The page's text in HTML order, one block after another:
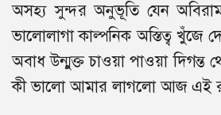
অসহ্য সুন্দর অনুভূতি যেন
ভালোলাগা কাল্পনিক অস্তিত্ব খুঁজে
অবাধ উন্মুক্ত চাওয়া পাওয়া দিগন্ত
কী ভালো আমার লাগলো আজ এই